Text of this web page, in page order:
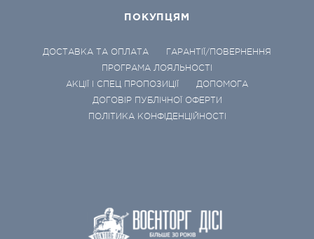
ПОКУПЦЯМ
ДОСТАВКА ТА ОПЛАТА
ГАРАНТІЇ/ПОВЕРНЕННЯ
ПРОГРАМА ЛОЯЛЬНОСТІ
АКЦІЇ І СПЕЦ ПРОПОЗИЦІЇ
ДОПОМОГА
ДОГОВІР ПУБЛІЧНОЇ ОФЕРТИ
ПОЛІТИКА КОНФІДЕНЦІЙНОСТІ